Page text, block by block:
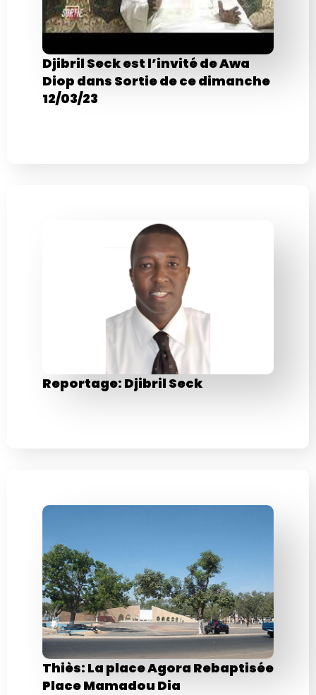
Djibril Seck est l’invité de Awa
Diop dans Sortie de ce dimanche
12/03/23
Reportage: Djibril Seck
Thiès: La place Agora Rebaptisée
Place Mamadou Dia